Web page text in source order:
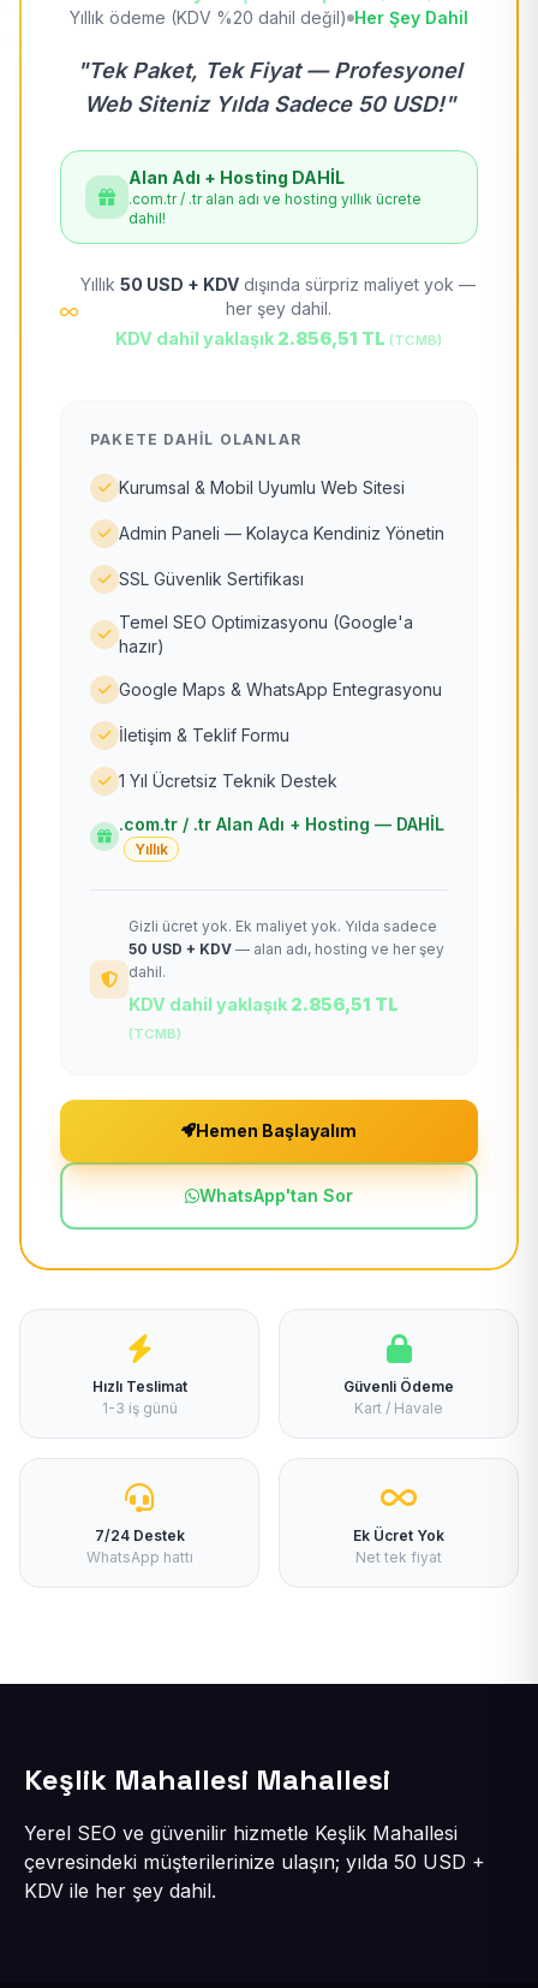
Yıllık ödeme (KDV %20 dahil değil) Her Şey Dahil
"Tek Paket, Tek Fiyat — Profesyonel
Web Siteniz Yılda Sadece 50 USD!"
Alan Adı + Hosting DAHİL
.com.tr / .tr alan adı ve hosting yıllık ücrete
dahil!
Yıllık 50 USD + KDV dışında sürpriz maliyet yok —
her şey dahil.
KDV dahil yaklaşık 2.856,51 TL (TCMB)
PAKETE DAHIL OLANLAR
Kurumsal & Mobil Uyumlu Web Sitesi
Admin Paneli — Kolayca Kendiniz Yönetin
SSL Güvenlik Sertifikası
Temel SEO Optimizasyonu (Google'a
hazır)
Google Maps & WhatsApp Entegrasyonu
İletişim & Teklif Formu
1 Yıl Ücretsiz Teknik Destek
.com.tr / .tr Alan Adı + Hosting — DAHİL
Yıllık
Gizli ücret yok. Ek maliyet yok. Yılda sadece
50 USD + KDV — alan adı, hosting ve her şey
dahil.
KDV dahil yaklaşık 2.856,51 TL
(TCMB)
Hemen Başlayalım
WhatsApp'tan Sor
Hızlı Teslimat
1-3 iş günü
Güvenli Ödeme
Kart / Havale
7/24 Destek
WhatsApp hattı
Ek Ücret Yok
Net tek fiyat
Keşlik Mahallesi Mahallesi
Yerel SEO ve güvenilir hizmetle Keşlik Mahallesi
çevresindeki müşterilerinize ulaşın; yılda 50 USD +
KDV ile her şey dahil.